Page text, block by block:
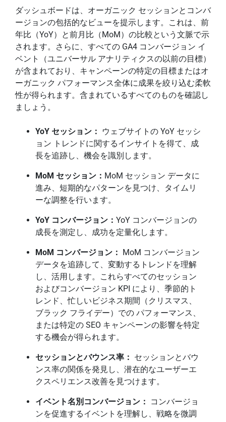
ダッシュボードは、オーガニック セッションとコンバ
ージョンの包括的なビューを提示します。これは、前
年比（YoY）と前月比（MoM）の比較という文脈で示
されます。さらに、すべての GA4 コンバージョン イ
ベント（ユニバーサル アナリティクスの以前の目標）
が含まれており、キャンペーンの特定の目標またはオ
ーガニック パフォーマンス全体に成果を絞り込む柔軟
性が得られます。含まれているすべてのものを確認し
ましょう。
YoY セッション：
ウェブサイトの YoY セッシ
ョン トレンドに関するインサイトを得て、成
長を追跡し、機会を識別します。
MoM セッション： MoM セッション データに
進み、短期的なパターンを見つけ、タイムリ
ーな調整を行います。
YoY コンバージョン： YoY コンバージョンの
成長を測定し、成功を定量化します。
MoM コンバージョン： MoM コンバージョン
データを追跡して、変動するトレンドを理解
し、活用します。これらすべてのセッション
およびコンバージョン KPI により、季節的ト
レンド、忙しいビジネス期間（クリスマス、
ブラック フライデー）での パフォーマンス、
または特定の SEO キャンペーンの影響を特定
する機会が得られます。
セッションとバウンス率： セッションとバウ
ンス率の関係を発見し、潜在的なユーザーエ
クスペリエンス改善を見つけます。
イベント名別コンバージョン：
コンバージョ
ンを促進するイベントを理解し、戦略を微調